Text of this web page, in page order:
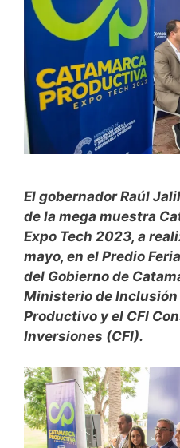
El gobernador Raúl
de la mega muestra
Expo Tech 2023, a
mayo, en el Predio
del Gobierno de
Ministerio de
Productivo y el CFI
Inversiones (CFI).